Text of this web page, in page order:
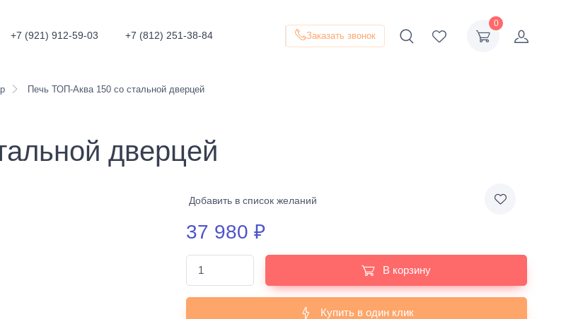
+7 (921) 912-59-03 +7 (812) 251-38-84 Заказать звонок
0
Печь ТОП-Аква 150 со стальной дверцей
дверцей
Добавить в список желаний
37 980 ₽
В корзину
Купить в один клик